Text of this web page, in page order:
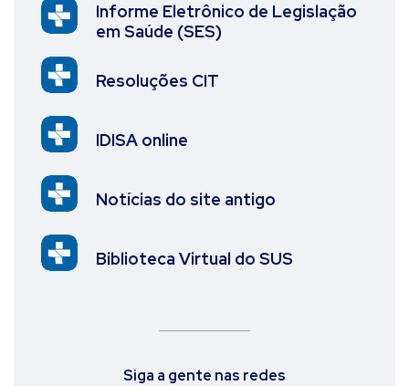
Informe Eletrônico de Legislação
em Saúde (SES)
Resoluções CIT
IDISA online
Notícias do site antigo
Biblioteca Virtual do SUS
Siga a gente nas redes